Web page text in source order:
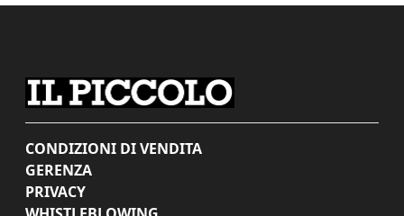
CONDIZIONI DI VENDITA
GERENZA
PRIVACY